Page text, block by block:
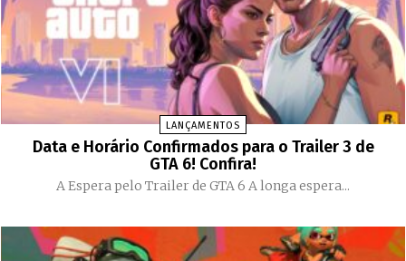
LANÇAMENTOS
Data e Horário Confirmados para o Trailer 3 de
GTA 6! Confira!
A Espera pelo Trailer de GTA 6 A longa espera...